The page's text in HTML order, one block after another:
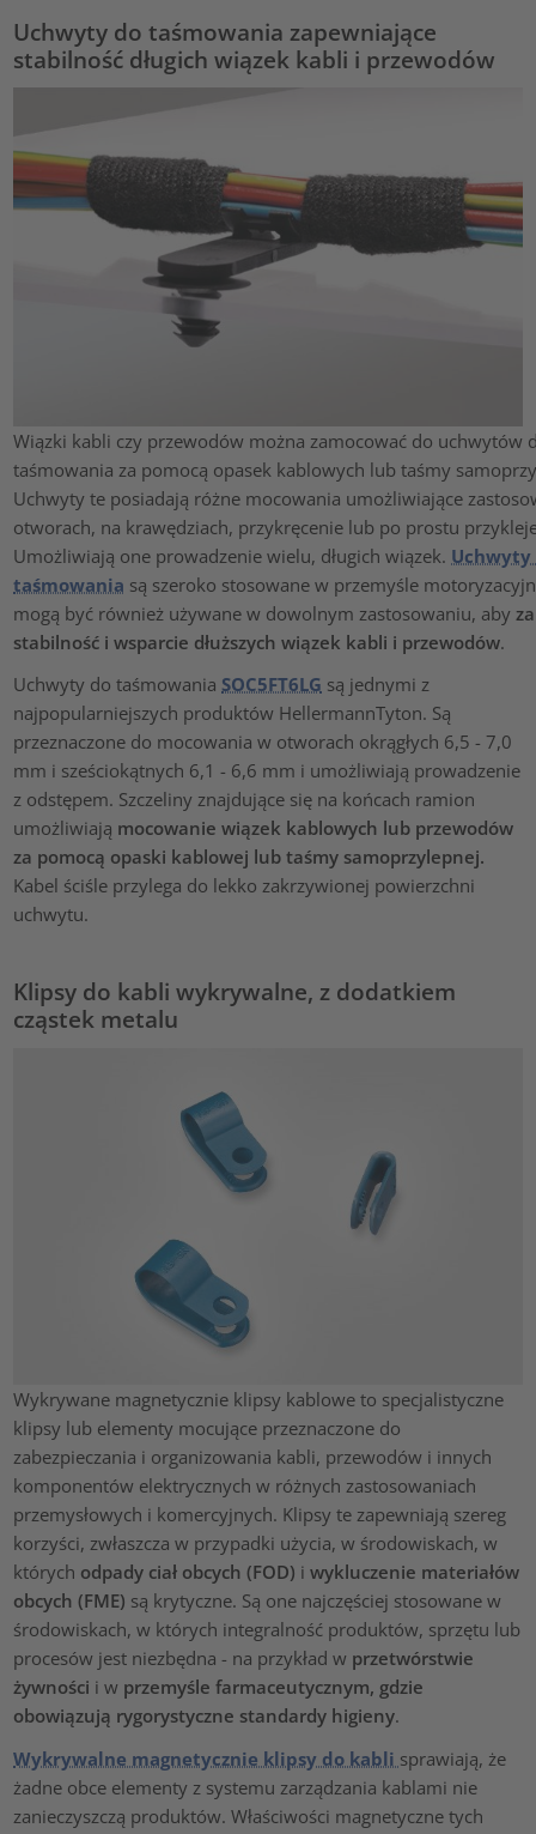
Uchwyty do taśmowania zapewniające
stabilność długich wiązek kabli i przewodów
Wiązki kabli czy przewodów można zamocować do uchwytów
taśmowania za pomocą opasek kablowych lub taśmy
Uchwyty te posiadają różne mocowania umożliwiające
otworach, na krawędziach, przykręcenie lub po prostu
Umożliwiają one prowadzenie wielu, długich wiązek. Uchwyty
taśmowania są szeroko stosowane w przemyśle
mogą być również używane w dowolnym zastosowaniu, aby
stabilność i wsparcie dłuższych wiązek kabli i przewodów.
Uchwyty do taśmowania SOC5FT6LG są jednymi z
najpopularniejszych produktów HellermannTyton. Są
przeznaczone do mocowania w otworach okrągłych 6,5 - 7,0
mm i sześciokątnych 6,1 - 6,6 mm i umożliwiają prowadzenie
z odstępem. Szczeliny znajdujące się na końcach ramion
umożliwiają mocowanie wiązek kablowych lub przewodów
za pomocą opaski kablowej lub taśmy samoprzylepnej.
Kabel ściśle przylega do lekko zakrzywionej powierzchni
uchwytu.
Klipsy do kabli wykrywalne, z dodatkiem
cząstek metalu
Wykrywane magnetycznie klipsy kablowe to specjalistyczne
klipsy lub elementy mocujące przeznaczone do
zabezpieczania i organizowania kabli, przewodów i innych
komponentów elektrycznych w różnych zastosowaniach
przemysłowych i komercyjnych. Klipsy te zapewniają szereg
korzyści, zwłaszcza w przypadki użycia, w środowiskach, w
których odpady ciał obcych (FOD) iwykluczenie materiałów
obcych (FME) są krytyczne. Są one najczęściej stosowane w
środowiskach, w których integralność produktów, sprzętu lub
procesów jest niezbędna - na przykład w przetwórstwie
żywności i w przemyśle farmaceutycznym, gdzie
obowiązują rygorystyczne standardy higieny.
Wykrywalne magnetycznie klipsy do kabli sprawiają, że
żadne obce elementy z systemu zarządzania kablami nie
zanieczyszczą produktów. Właściwości magnetyczne tych